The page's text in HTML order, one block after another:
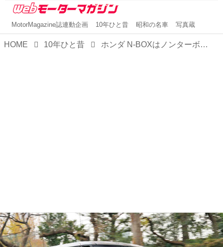
MotorMagazine誌連動企画 10年ひと昔 昭和の名車 写真蔵
HOME 10年ひと昔 ホンダ N-BOXはノンターボでも必要十分な走りっぷりだったが、ターボ搭載で余裕が生まれた【10年ひと昔の新車】